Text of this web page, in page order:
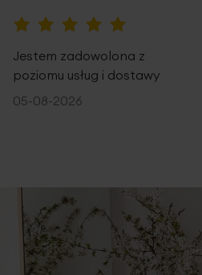
Jestem zadowolona z
poziomu usług i dostawy
05-08-2026